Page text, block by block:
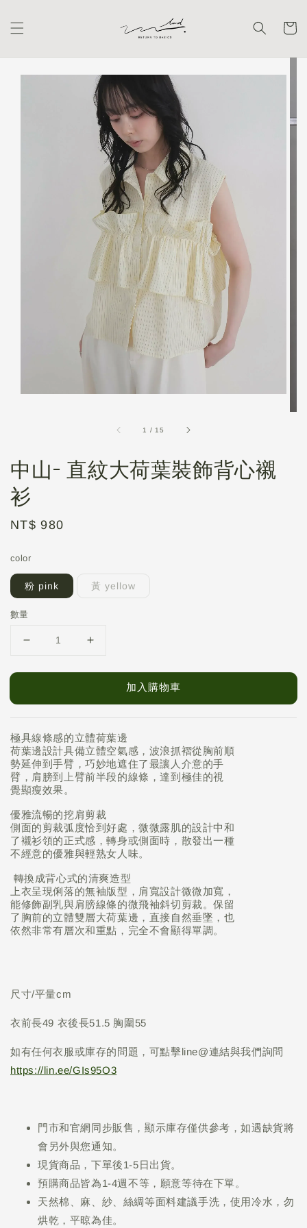
1 /15
中山- 直紋大荷葉裝飾背心襯
衫
Regular
NT$ 980
color
粉 pink 黃 yellow
數量
加入購物車
極具線條感的立體荷葉邊
荷葉邊設計具備立體空氣感，波浪抓褶從胸前順
勢延伸到手臂，巧妙地遮住了最讓人介意的手
臂，肩膀到上臂前半段的線條，達到極佳的視
覺顯瘦效果。
優雅流暢的挖肩剪裁
側面的剪裁弧度恰到好處，微微露肌的設計中和
了襯衫領的正式感，轉身或側面時，散發出一種
不經意的優雅與輕熟女人味。
轉換成背心式的清爽造型
上衣呈現俐落的無袖版型，肩寬設計微微加寬，
能修飾副乳與肩膀線條的微飛袖斜切剪裁。保留
了胸前的立體雙層大荷葉邊，直接自然垂墜，也
依然非常有層次和重點，完全不會顯得單調。
尺寸/平量cm
衣前長49 衣後長51.5 胸圍55
如有任何衣服或庫存的問題，可點擊line@連結與我們詢問
https://lin.ee/GIs95O3
門市和官網同步販售，顯示庫存僅供參考，如遇缺貨將
會另外與您通知。
現貨商品，下單後1-5日出貨。
預購商品皆為1-4週不等，願意等待在下單。
天然棉、麻、紗、絲綢等面料建議手洗，使用冷水，勿
烘乾，平晾為佳。